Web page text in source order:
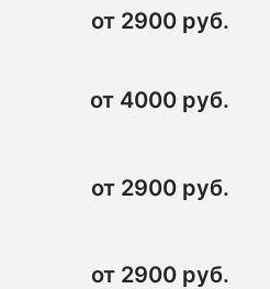
от 2900 руб.
от 4000 руб.
от 2900 руб.
от 2900 руб.